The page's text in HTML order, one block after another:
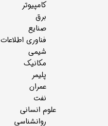
کامپیوتر
برق
صنایع
فناوری اطلاعات
شیمی
مکانیک
پلیمر
عمران
نفت
علوم انسانی
روانشناسی